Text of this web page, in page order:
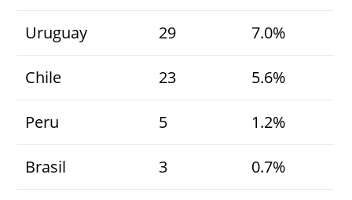
Uruguay 29 7.0%
Chile 23 5.6%
Peru 5 1.2%
Brasil 3 0.7%